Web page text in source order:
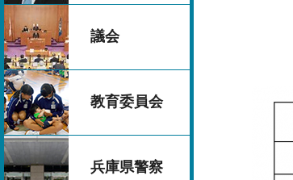
議会
教育委員会
兵庫県警察